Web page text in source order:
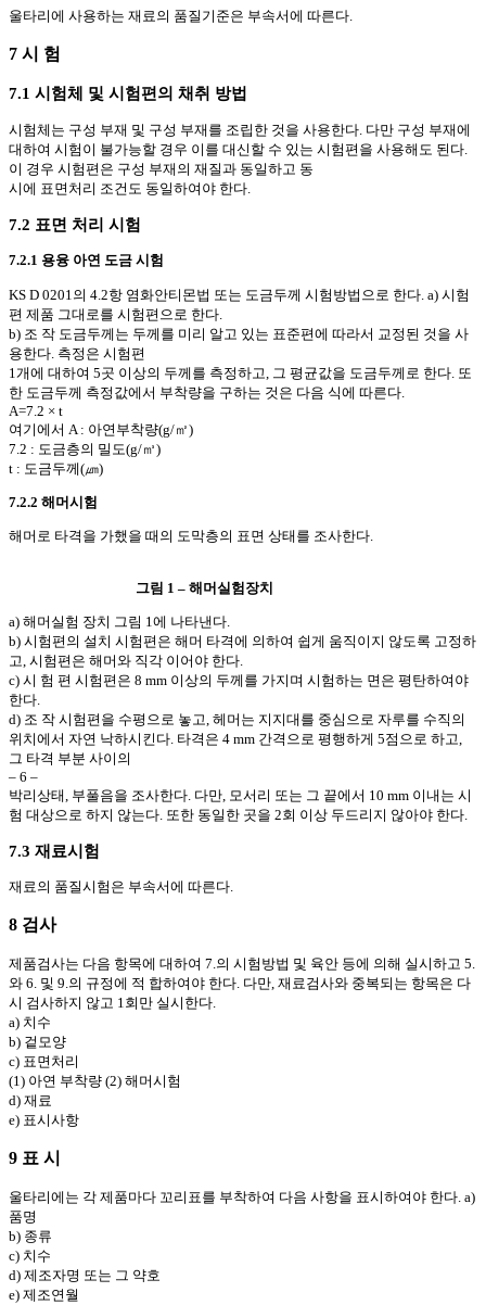
울타리에 사용하는 재료의 품질기준은 부속서에 따른다.
7 시 험
7.1 시험체 및 시험편의 채취 방법
시험체는 구성 부재 및 구성 부재를 조립한 것을 사용한다. 다만 구성 부재에
대하여 시험이 불가능할 경우 이를 대신할 수 있는 시험편을 사용해도 된다.
이 경우 시험편은 구성 부재의 재질과 동일하고 동
시에 표면처리 조건도 동일하여야 한다.
7.2 표면 처리 시험
7.2.1 용융 아연 도금 시험
KS D 0201의 4.2항 염화안티몬법 또는 도금두께 시험방법으로 한다. a) 시험
편 제품 그대로를 시험편으로 한다.
b) 조 작 도금두께는 두께를 미리 알고 있는 표준편에 따라서 교정된 것을 사
용한다. 측정은 시험편
1개에 대하여 5곳 이상의 두께를 측정하고, 그 평균값을 도금두께로 한다. 또
한 도금두께 측정값에서 부착량을 구하는 것은 다음 식에 따른다.
A=7.2 × t
여기에서 A : 아연부착량(g/㎡)
7.2 : 도금층의 밀도(g/㎥)
t : 도금두께(㎛)
7.2.2 해머시험
해머로 타격을 가했을 때의 도막층의 표면 상태를 조사한다.
그림 1 – 해머실험장치
a) 해머실험 장치 그림 1에 나타낸다.
b) 시험편의 설치 시험편은 해머 타격에 의하여 쉽게 움직이지 않도록 고정하
고, 시험편은 해머와 직각 이어야 한다.
c) 시 험 편 시험편은 8 mm 이상의 두께를 가지며 시험하는 면은 평탄하여야
한다.
d) 조 작 시험편을 수평으로 놓고, 헤머는 지지대를 중심으로 자루를 수직의
위치에서 자연 낙하시킨다. 타격은 4 mm 간격으로 평행하게 5점으로 하고,
그 타격 부분 사이의
– 6 –
박리상태, 부풀음을 조사한다. 다만, 모서리 또는 그 끝에서 10 mm 이내는 시
험 대상으로 하지 않는다. 또한 동일한 곳을 2회 이상 두드리지 않아야 한다.
7.3 재료시험
재료의 품질시험은 부속서에 따른다.
8 검사
제품검사는 다음 항목에 대하여 7.의 시험방법 및 육안 등에 의해 실시하고 5.
와 6. 및 9.의 규정에 적 합하여야 한다. 다만, 재료검사와 중복되는 항목은 다
시 검사하지 않고 1회만 실시한다.
a) 치수
b) 겉모양
c) 표면처리
(1) 아연 부착량 (2) 해머시험
d) 재료
e) 표시사항
9 표 시
울타리에는 각 제품마다 꼬리표를 부착하여 다음 사항을 표시하여야 한다. a)
품명
b) 종류
c) 치수
d) 제조자명 또는 그 약호
e) 제조연월